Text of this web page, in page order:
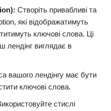
Створіть привабливі та
які відображатимуть
ключові слова. Ці
лендінг виглядає в
вашого лендінгу має бути
ключові слова.
стислі